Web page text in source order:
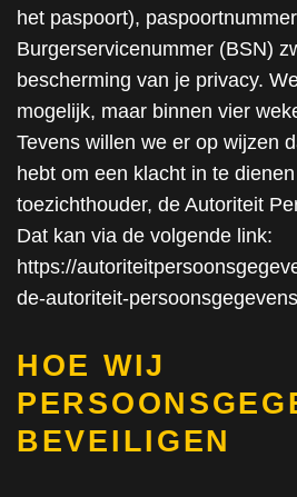
het paspoort),
Burgerservicenummer (BSN)
bescherming van je privacy.
mogelijk, maar binnen vier
Tevens willen we er op wijzen
hebt om een klacht in te
toezichthouder, de Autoriteit
Dat kan via de volgende link:
https://
de-autoriteit-
HOE WIJ
BEVEILIGEN